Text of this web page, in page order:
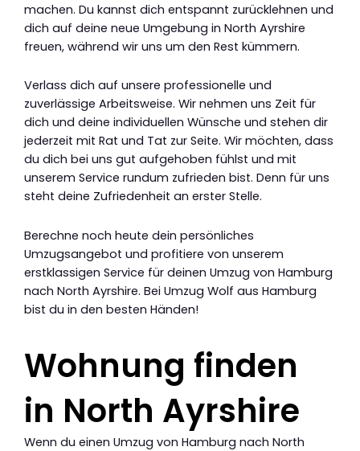
machen. Du kannst dich entspannt zurücklehnen und
dich auf deine neue Umgebung in North Ayrshire
freuen, während wir uns um den Rest kümmern.
Verlass dich auf unsere professionelle und
zuverlässige Arbeitsweise. Wir nehmen uns Zeit für
dich und deine individuellen Wünsche und stehen dir
jederzeit mit Rat und Tat zur Seite. Wir möchten, dass
du dich bei uns gut aufgehoben fühlst und mit
unserem Service rundum zufrieden bist. Denn für uns
steht deine Zufriedenheit an erster Stelle.
Berechne noch heute dein persönliches
Umzugsangebot und profitiere von unserem
erstklassigen Service für deinen Umzug von Hamburg
nach North Ayrshire. Bei Umzug Wolf aus Hamburg
bist du in den besten Händen!
Wohnung finden
in North Ayrshire
Wenn du einen Umzug von Hamburg nach North